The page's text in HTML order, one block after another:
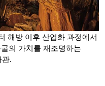
해방 이후 산업화 과정에서
의 가치를 재조명하는
.